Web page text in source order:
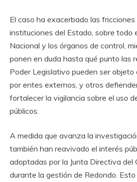
El caso ha exacerbado las
instituciones del Estado, sobre todo
Nacional y los órganos de control,
ponen en duda hasta qué punto las
Poder Legislativo pueden ser objeto
por entes externos, y otros
fortalecer la vigilancia sobre el uso
públicos.
A medida que avanza la
también han reavivado el interés
adoptadas por la Junta Directiva del
durante la gestión de Redondo.